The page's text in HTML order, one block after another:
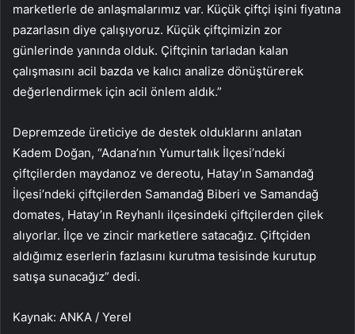
marketlerle de anlaşmalarımız var. Küçük çiftçi işini fiyatına
pazarlasın diye çalışıyoruz. Küçük çiftçimizin zor
günlerinde yanında olduk. Çiftçinin tarladan kalan
çalışmasını acil bazda ve kalıcı analize dönüştürerek
değerlendirmek için acil önlem aldık.”
Depremzede üreticiye de destek olduklarını anlatan
Kadem Doğan, “Adana’nın Yumurtalık İlçesi’ndeki
çiftçilerden maydanoz ve dereotu, Hatay’ın Samandağ
İlçesi’ndeki çiftçilerden Samandağ Biberi ve Samandağ
domates, Hatay’ın Reyhanlı ilçesindeki çiftçilerden çilek
alıyorlar. İlçe ve zincir marketlere satacağız. Çiftçiden
aldığımız eserlerin fazlasını kurutma tesisinde kurutup
satışa sunacağız” dedi.
Kaynak: ANKA / Yerel